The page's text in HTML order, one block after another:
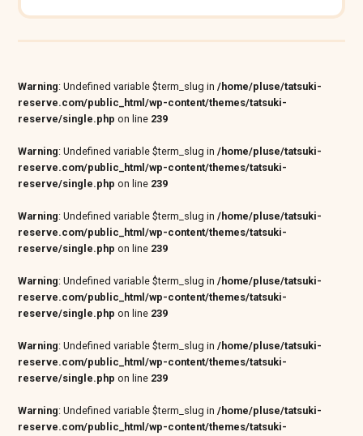
Warning: Undefined variable $term_slug in/home/pluse/tatsuki-
reserve.com/public_html/wp-content/themes/tatsuki-
reserve/single.php on line 239
Warning: Undefined variable $term_slug in/home/pluse/tatsuki-
reserve.com/public_html/wp-content/themes/tatsuki-
reserve/single.php on line 239
Warning: Undefined variable $term_slug in/home/pluse/tatsuki-
reserve.com/public_html/wp-content/themes/tatsuki-
reserve/single.php on line 239
Warning: Undefined variable $term_slug in/home/pluse/tatsuki-
reserve.com/public_html/wp-content/themes/tatsuki-
reserve/single.php on line 239
Warning: Undefined variable $term_slug in/home/pluse/tatsuki-
reserve.com/public_html/wp-content/themes/tatsuki-
reserve/single.php on line 239
Warning: Undefined variable $term_slug in/home/pluse/tatsuki-
reserve.com/public_html/wp-content/themes/tatsuki-